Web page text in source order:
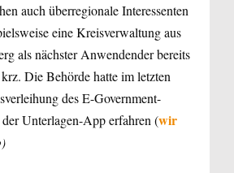
auch überregionale Interessenten
eine Kreisverwaltung aus
als nächster Anwendender bereits
Die Behörde hatte im letzten
des E-Government-
Unterlagen-App erfahren (wir